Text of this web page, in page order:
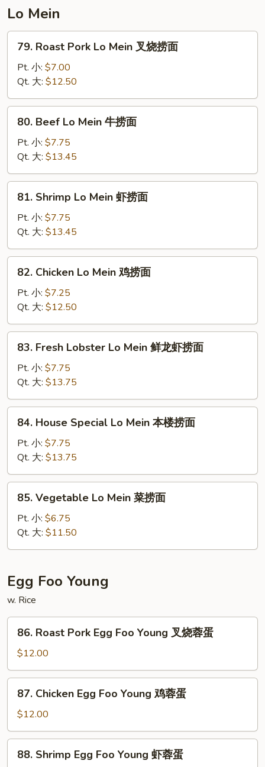
饭Lo Mein
Roast
Pork
Lo
Mein
叉
79. Roast Pork Lo Mein 叉烧捞面
Pt. 小: $7.00
Qt. 大: $12.50
Beef
Mein
牛
捞
80. Beef Lo Mein 牛捞面
Pt. 小: $7.75
Qt. 大: $13.45
Shrimp
Mein
虾
捞
81. Shrimp Lo Mein 虾捞面
Pt. 小: $7.75
Qt. 大: $13.45
Chicken
Mein
鸡
捞
82. Chicken Lo Mein 鸡捞面
Pt. 小: $7.25
Qt. 大: $12.50
Fresh
Lobster
Lo
Mein
鲜
83. Fresh Lobster Lo Mein 鲜龙虾捞面
Pt. 小: $7.75
Qt. 大: $13.75
House
Special
Lo
Mein
本
84. House Special Lo Mein 本楼捞面
Pt. 小: $7.75
Qt. 大: $13.75
Vegetable
Mein
菜
面
85. Vegetable Lo Mein 菜捞面
Pt. 小: $6.75
Qt. 大: $11.50
Egg Foo Young
w. Rice
Roast
Pork
Egg
Foo
Young
蓉
86. Roast Pork Egg Foo Young 叉烧蓉蛋
$12.00
Chicken
Egg
Foo
Young
87. Chicken Egg Foo Young 鸡蓉蛋
$12.00
Shrimp
88. Shrimp Egg Foo Young 虾蓉蛋